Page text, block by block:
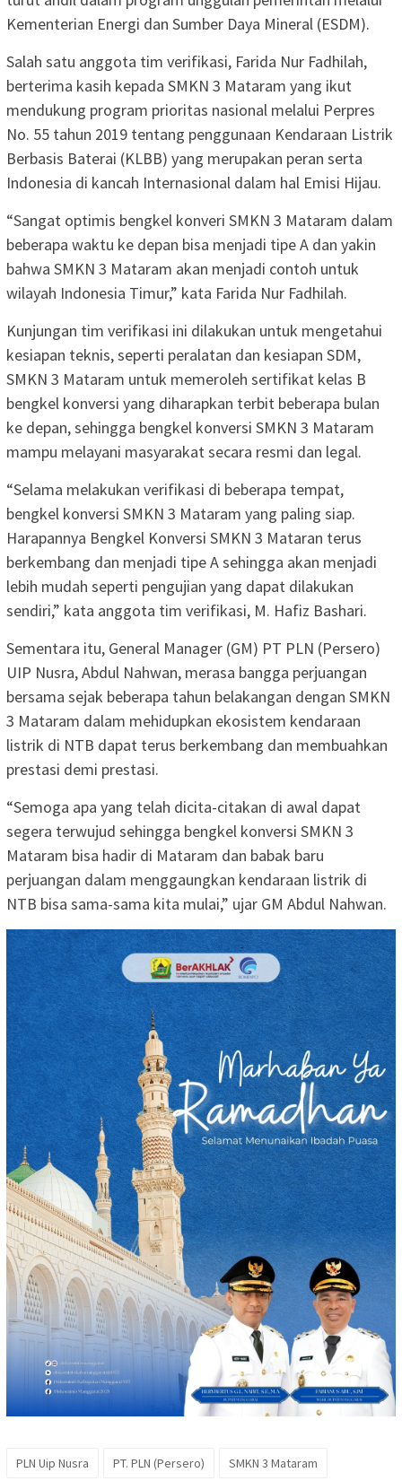
Kementerian Energi dan Sumber Daya Mineral (ESDM).
Salah satu anggota tim verifikasi, Farida Nur Fadhilah,
berterima kasih kepada SMKN 3 Mataram yang ikut
mendukung program prioritas nasional melalui Perpres
No. 55 tahun 2019 tentang penggunaan Kendaraan Listrik
Berbasis Baterai (KLBB) yang merupakan peran serta
Indonesia di kancah Internasional dalam hal Emisi Hijau.
“Sangat optimis bengkel konveri SMKN 3 Mataram dalam
beberapa waktu ke depan bisa menjadi tipe A dan yakin
bahwa SMKN 3 Mataram akan menjadi contoh untuk
wilayah Indonesia Timur,” kata Farida Nur Fadhilah.
Kunjungan tim verifikasi ini dilakukan untuk mengetahui
kesiapan teknis, seperti peralatan dan kesiapan SDM,
SMKN 3 Mataram untuk memeroleh sertifikat kelas B
bengkel konversi yang diharapkan terbit beberapa bulan
ke depan, sehingga bengkel konversi SMKN 3 Mataram
mampu melayani masyarakat secara resmi dan legal.
“Selama melakukan verifikasi di beberapa tempat,
bengkel konversi SMKN 3 Mataram yang paling siap.
Harapannya Bengkel Konversi SMKN 3 Mataran terus
berkembang dan menjadi tipe A sehingga akan menjadi
lebih mudah seperti pengujian yang dapat dilakukan
sendiri,” kata anggota tim verifikasi, M. Hafiz Bashari.
Sementara itu, General Manager (GM) PT PLN (Persero)
UIP Nusra, Abdul Nahwan, merasa bangga perjuangan
bersama sejak beberapa tahun belakangan dengan SMKN
3 Mataram dalam mehidupkan ekosistem kendaraan
listrik di NTB dapat terus berkembang dan membuahkan
prestasi demi prestasi.
“Semoga apa yang telah dicita-citakan di awal dapat
segera terwujud sehingga bengkel konversi SMKN 3
Mataram bisa hadir di Mataram dan babak baru
perjuangan dalam menggaungkan kendaraan listrik di
NTB bisa sama-sama kita mulai,” ujar GM Abdul Nahwan.
PLN Uip Nusra PT. PLN (Persero) SMKN 3 Mataram